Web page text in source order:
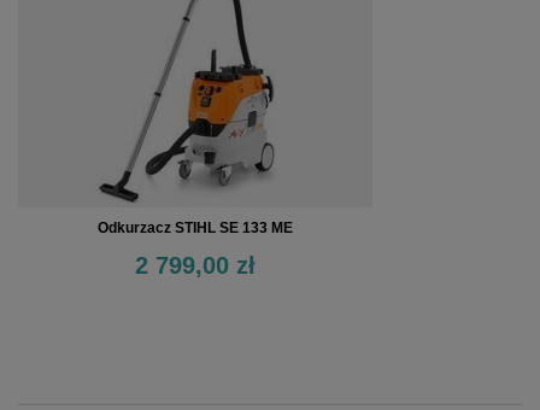
Odkurzacz STIHL SE 133 ME
2 799,00 zł